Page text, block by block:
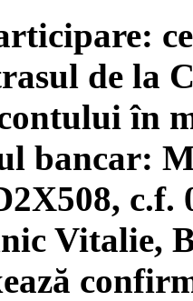
de la
în
bancar:
c.f.
Vitalie,